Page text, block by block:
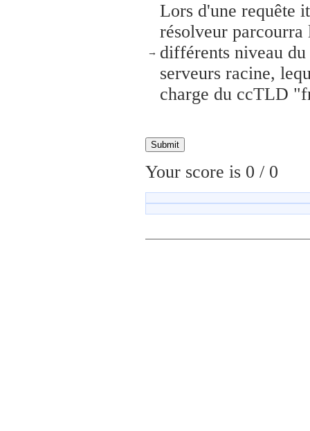
→
Lors d'une requête
résolveur parcourra
différents niveau
serveurs racine,
charge du ccTLD
Your score is 0 / 0